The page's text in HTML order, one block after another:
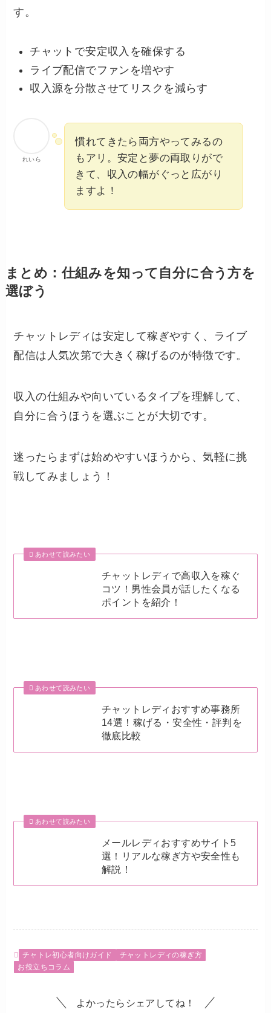
す。
チャットで安定収入を確保する
ライブ配信でファンを増やす
収入源を分散させてリスクを減らす
れいら
慣れてきたら両方やってみるの
もアリ。安定と夢の両取りがで
きて、収入の幅がぐっと広がり
ますよ！
まとめ：仕組みを知って自分に合う方を
選ぼう
チャットレディは安定して稼ぎやすく、ライブ
配信は人気次第で大きく稼げるのが特徴です。
収入の仕組みや向いているタイプを理解して、
自分に合うほうを選ぶことが大切です。
迷ったらまずは始めやすいほうから、気軽に挑
戦してみましょう！
あわせて読みたい
チャットレディで高収入を稼ぐ
コツ！男性会員が話したくなる
ポイントを紹介！
あわせて読みたい
チャットレディおすすめ事務所
14選！稼げる・安全性・評判を
徹底比較
あわせて読みたい
メールレディおすすめサイト5
選！リアルな稼ぎ方や安全性も
解説！
チャトレ初心者向けガイド
チャットレディの稼ぎ方
お役立ちコラム
よかったらシェアしてね！